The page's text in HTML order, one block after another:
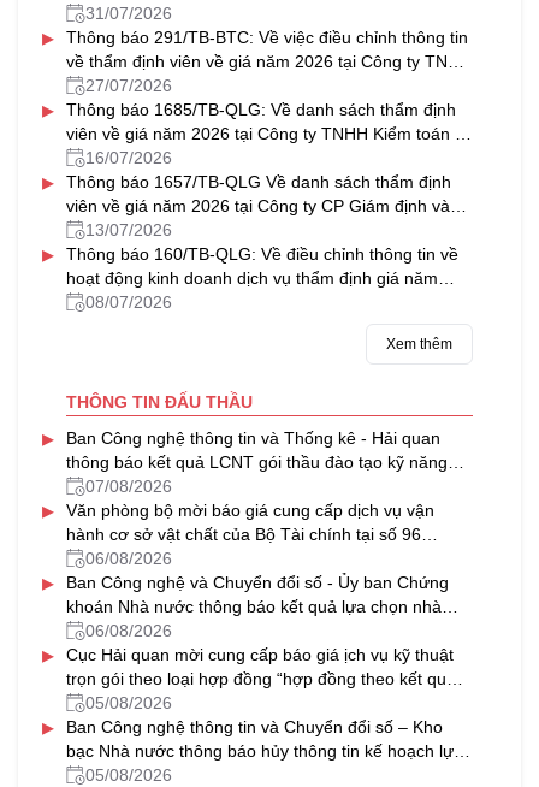
31/07/2026
▸
Thông báo 291/TB-BTC: Về việc điều chỉnh thông tin
về thẩm định viên về giá năm 2026 tại Công ty TNHH
Thẩm định giá & Bất động sản NAVICO
27/07/2026
▸
Thông báo 1685/TB-QLG: Về danh sách thẩm định
viên về giá năm 2026 tại Công ty TNHH Kiểm toán tư
vấn Thủ Đô
16/07/2026
▸
Thông báo 1657/TB-QLG Về danh sách thẩm định
viên về giá năm 2026 tại Công ty CP Giám định và
Thẩm định tài sản Việt Nam
13/07/2026
▸
Thông báo 160/TB-QLG: Về điều chỉnh thông tin về
hoạt động kinh doanh dịch vụ thẩm định giá năm
2026 tại Công ty CP Định giá HFC
08/07/2026
Xem thêm
THÔNG TIN ĐẤU THẦU
▸
Ban Công nghệ thông tin và Thống kê - Hải quan
thông báo kết quả LCNT gói thầu đào tạo kỹ năng
làm việc trong môi trường số, chuyển đổi số của
ngành Hải quan (02 lớp)
07/08/2026
▸
Văn phòng bộ mời báo giá cung cấp dịch vụ vận
hành cơ sở vật chất của Bộ Tài chính tại số 96
Nguyễn Viết Xuân, Hà Đông, Hà Nội năm 2027-
2028
06/08/2026
▸
Ban Công nghệ và Chuyển đổi số - Ủy ban Chứng
khoán Nhà nước thông báo kết quả lựa chọn nhà
thầu gói thầu “Thuê dịch vụ phần mềm gửi tin nhắn
(SMS) hỗ trợ một số hệ thống CNTT của Ủy ban
Chứng khoán Nhà nước giai đoạn 2026-2029”
06/08/2026
▸
Cục Hải quan mời cung cấp báo giá ịch vụ kỹ thuật
trọn gói theo loại hợp đồng “hợp đồng theo kết quả
đầu ra” cho các máy soi container của ngành Hải
quan
05/08/2026
▸
Ban Công nghệ thông tin và Chuyển đổi số – Kho
bạc Nhà nước thông báo hủy thông tin kế hoạch lựa
chọn nhà thầu Bảo hành máy chủ và nâng cấp phần
05/08/2026